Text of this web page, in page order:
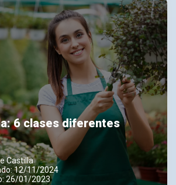
6 clases diferentes
Castilla
12/11/2024
26/01/2023